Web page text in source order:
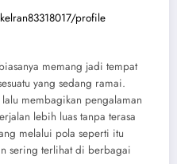
profile
memang jadi tempat
yang sedang ramai.
membagikan pengalaman
lebih luas tanpa terasa
melalui pola seperti itu
sering terlihat di berbagai